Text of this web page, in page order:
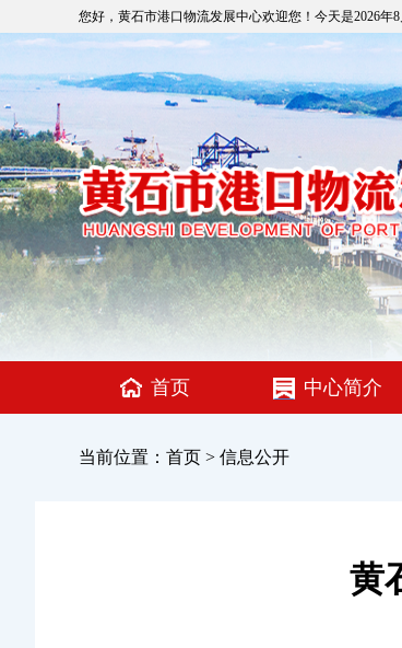
您好，黄石市港口物流发展中心欢迎您！今天是2026年
首页 中心简介
当前位置： 首页 > 信息公开
黄